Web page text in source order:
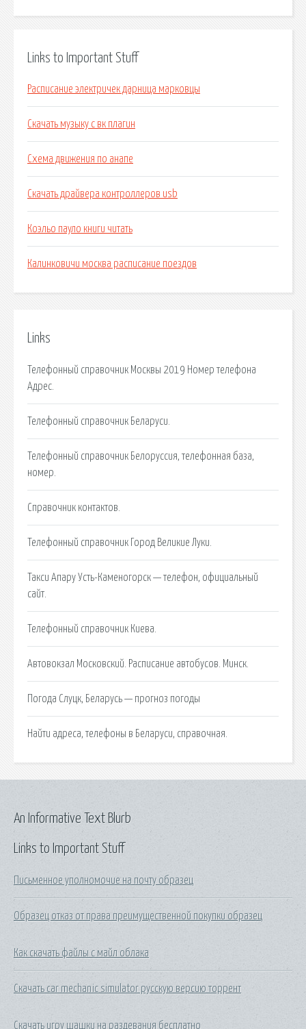
Links to Important Stuff
Расписание электричек дарница марковцы
Скачать музыку с вк плагин
Схема движения по анапе
Скачать драйвера контроллеров usb
Коэльо пауло книги читать
Калинковичи москва расписание поездов
Links
Телефонный справочник Москвы 2019 Номер телефона
Адрес.
Телефонный справочник Беларуси.
Телефонный справочник Белоруссия, телефонная база,
номер.
Справочник контактов.
Телефонный справочник Город Великие Луки.
Такси Апару Усть-Каменогорск — телефон, официальный
сайт.
Телефонный справочник Киева.
Автовокзал Московский. Расписание автобусов. Минск.
Погода Слуцк, Беларусь — прогноз погоды
Найти адреса, телефоны в Беларуси, справочная.
Links to Important Stuff
Письменное уполномочие на почту образец
Образец отказ от права преимущественной покупки образец
Как скачать файлы с майл облака
Скачать car mechanic simulator русскую версию торрент
Скачать игру шашки на раздевания бесплатно
An Informative Text Blurb